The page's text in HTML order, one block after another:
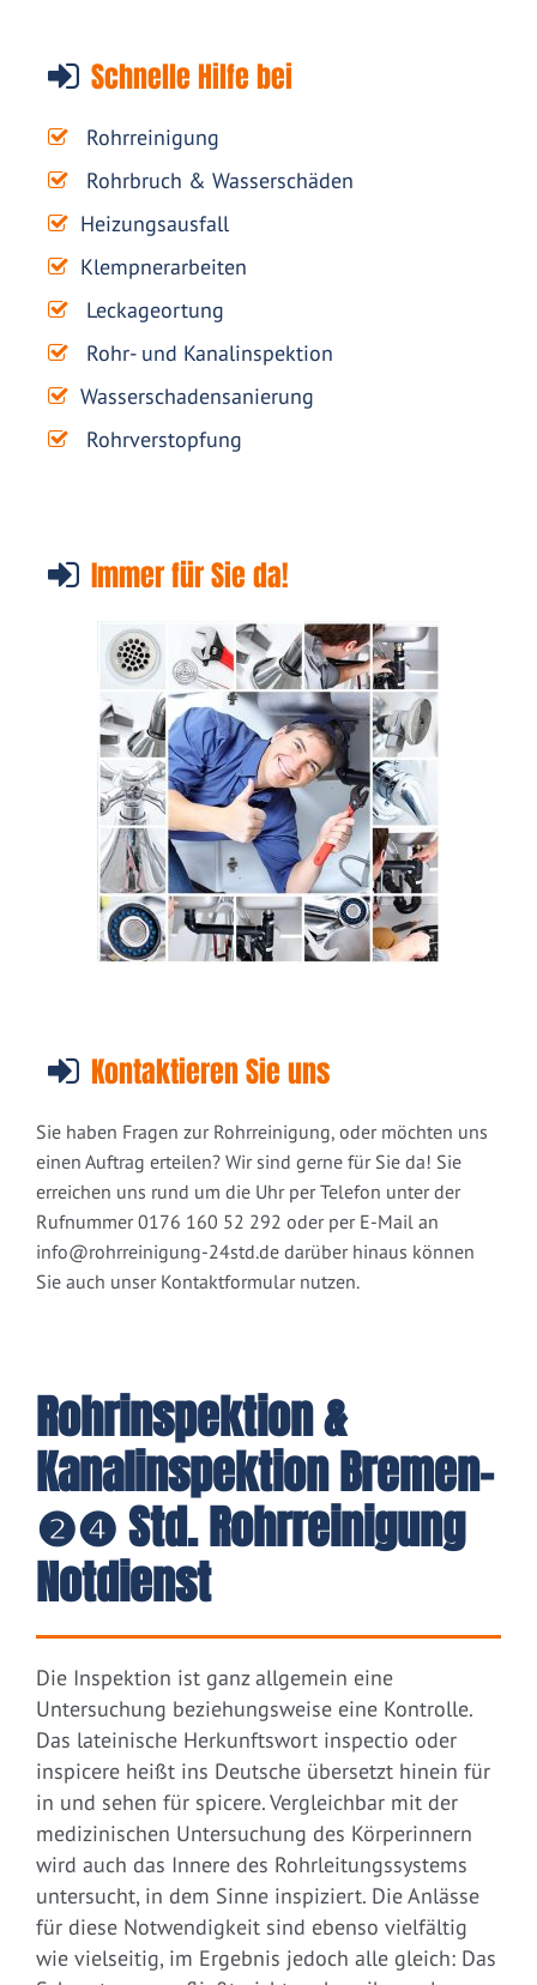
Schnelle Hilfe bei
Rohrreinigung
Rohrbruch & Wasserschäden
Heizungsausfall
Klempnerarbeiten
Leckageortung
Rohr- und Kanalinspektion
Wasserschadensanierung
Rohrverstopfung
Immer für Sie da!
Kontaktieren Sie uns
Sie haben Fragen zur Rohrreinigung, oder möchten uns
einen Auftrag erteilen? Wir sind gerne für Sie da! Sie
erreichen uns rund um die Uhr per Telefon unter der
Rufnummer 0176 160 52 292 oder per E-Mail an
info@rohrreinigung-24std.de darüber hinaus können
Sie auch unser Kontaktformular nutzen.
Rohrinspektion &
Kanalinspektion Bremen–
❷❹ Std. Rohrreinigung
Notdienst
Die Inspektion ist ganz allgemein eine
Untersuchung beziehungsweise eine Kontrolle.
Das lateinische Herkunftswort inspectio oder
inspicere heißt ins Deutsche übersetzt hinein für
in und sehen für spicere. Vergleichbar mit der
medizinischen Untersuchung des Körperinnern
wird auch das Innere des Rohrleitungssystems
untersucht, in dem Sinne inspiziert. Die Anlässe
für diese Notwendigkeit sind ebenso vielfältig
wie vielseitig, im Ergebnis jedoch alle gleich: Das